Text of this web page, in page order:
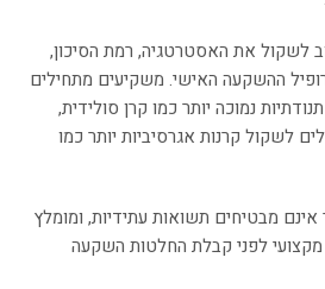
לשקול את האסטרטגיה, רמת הסיכון,
ההשקעה האישי. משקיעים מתחילים
נמוכה יותר כמו קרן סולידית,
לשקול קרנות אגרסיביות יותר כמו
מבטיחים תשואות עתידיות, ומומלץ
לפני קבלת החלטות השקעה